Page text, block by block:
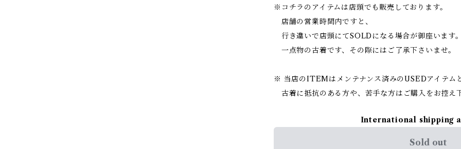
※コチラのアイテムは店頭でも販売しております。
店舗の営業時間内ですと、
行き違いで店頭にてSOLDになる場合が御座います。
一点物の古着です、その際にはご了承下さいませ。
※ 当店のITEMはメンテナンス済みのUSEDアイテムと
古着に抵抗のある方や、苦手な方はご購入をお控え
International shipping
Sold out